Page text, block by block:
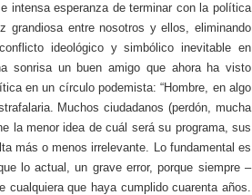
intensa esperanza de terminar con la política
entre nosotros y ellos, eliminando
ideológico y simbólico inevitable en
sonrisa un buen amigo que ahora ha visto
en un círculo podemista: “Hombre, en algo
Muchos ciudadanos (perdón, mucha
la menor idea de cuál será su programa, sus
más o menos irrelevante. Lo fundamental es
lo actual, un grave error, porque siempre –
que haya cumplido cuarenta años.